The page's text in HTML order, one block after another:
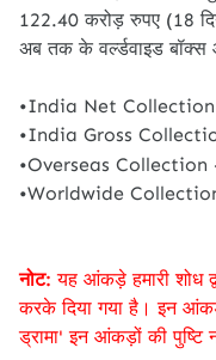
122.40 करोड़ रुपए (18
अब तक के वर्ल्डवाइड
•India Net
•India Gross
•Overseas Collection
•Worldwide
नोट: यह आंकड़े हमारी शोध
करके दिया गया है। इन
ड्रामा' इन आंकड़ों की पुष्टि